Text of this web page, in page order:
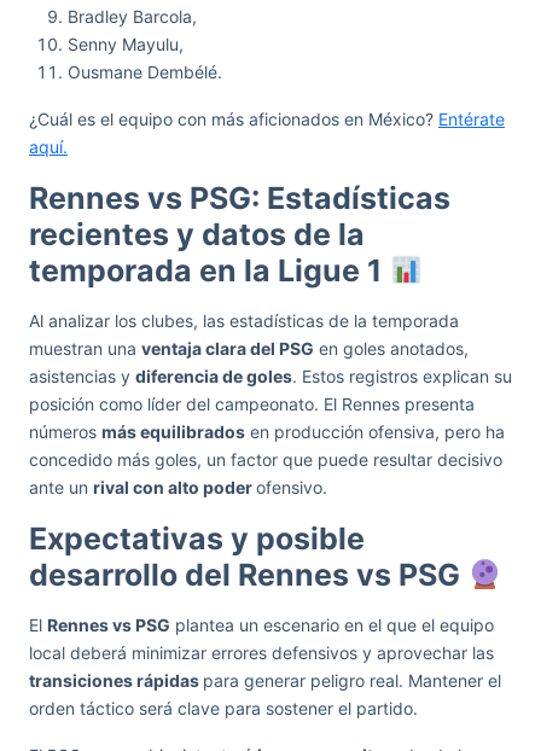
Bradley Barcola,
Senny Mayulu,
Ousmane Dembélé.
¿Cuál es el equipo con más aficionados en México? Entérate
aquí.
Rennes vs PSG: Estadísticas
recientes y datos de la
temporada en la Ligue 1
Al analizar los clubes, las estadísticas de la temporada
muestran una ventaja clara del PSG en goles anotados,
asistencias y diferencia de goles. Estos registros explican su
posición como líder del campeonato. El Rennes presenta
números más equilibrados en producción ofensiva, pero ha
concedido más goles, un factor que puede resultar decisivo
ante un rival con alto poderofensivo.
Expectativas y posible
desarrollo del Rennes vs PSG
El Rennes vs PSG plantea un escenario en el que el equipo
local deberá minimizar errores defensivos y aprovechar las
transiciones rápidas para generar peligro real. Mantener el
orden táctico será clave para sostener el partido.